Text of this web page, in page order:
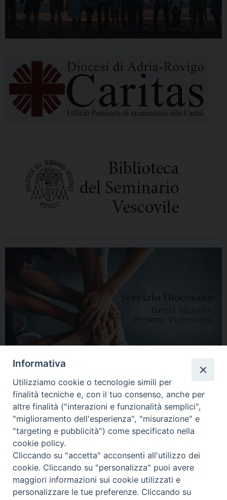
HOME DIOCESI VESCOVO CURIA VESCOVILE NEWS
APPUNTAMENTI CONTATTI SERVIZIO ANTENATI
Copyright © 2018 - 2021Diocesi di Adria Rovigo.All Rights Reserved.
Informativa
Utilizziamo cookie o tecnologie simili per
finalità tecniche e, con il tuo consenso, anche per
altre finalità ("interazioni e funzionalità semplici",
"miglioramento dell'esperienza", "misurazione" e
"targeting e pubblicità") come specificato nella
cookie policy.
Cliccando su "accetta" acconsenti all'utilizzo dei
cookie. Cliccando su "personalizza" puoi avere
maggiori informazioni sui cookie utilizzati e
personalizzare le tue preferenze. Cliccando su